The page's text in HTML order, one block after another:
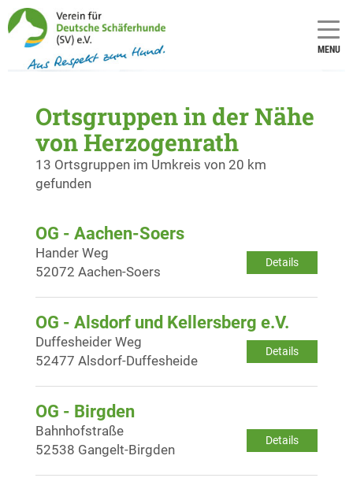
MENU
Ortsgruppen in der Nähe
von Herzogenrath
13 Ortsgruppen im Umkreis von 20 km
gefunden
OG - Aachen-Soers
Details
Hander Weg
52072 Aachen-Soers
OG - Alsdorf und Kellersberg e.V.
Details
Duffesheider Weg
52477 Alsdorf-Duffesheide
OG - Birgden
Details
Bahnhofstraße
52538 Gangelt-Birgden